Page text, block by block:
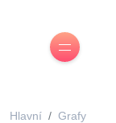
Hlavní Grafy